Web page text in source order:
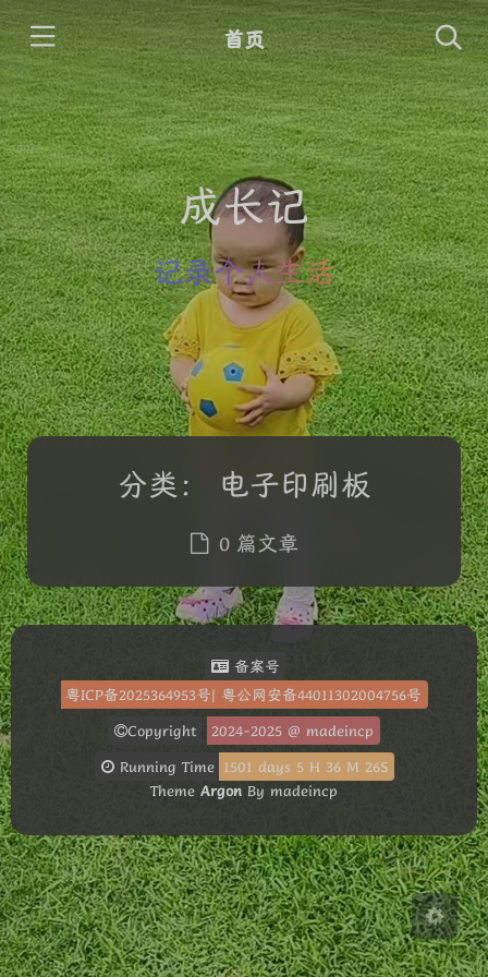
首页
成长记
记录个人生活
Sans Serif Serif
浅阴影
分类： 电子印刷板
0 篇文章
备案号
粤ICP备2025364953号| 粤公网安备44011302004756号
Copyright
2024-2025 @ madeincp
Running Time 1501 days 5H 36M 26S
Theme Argon By madeincp